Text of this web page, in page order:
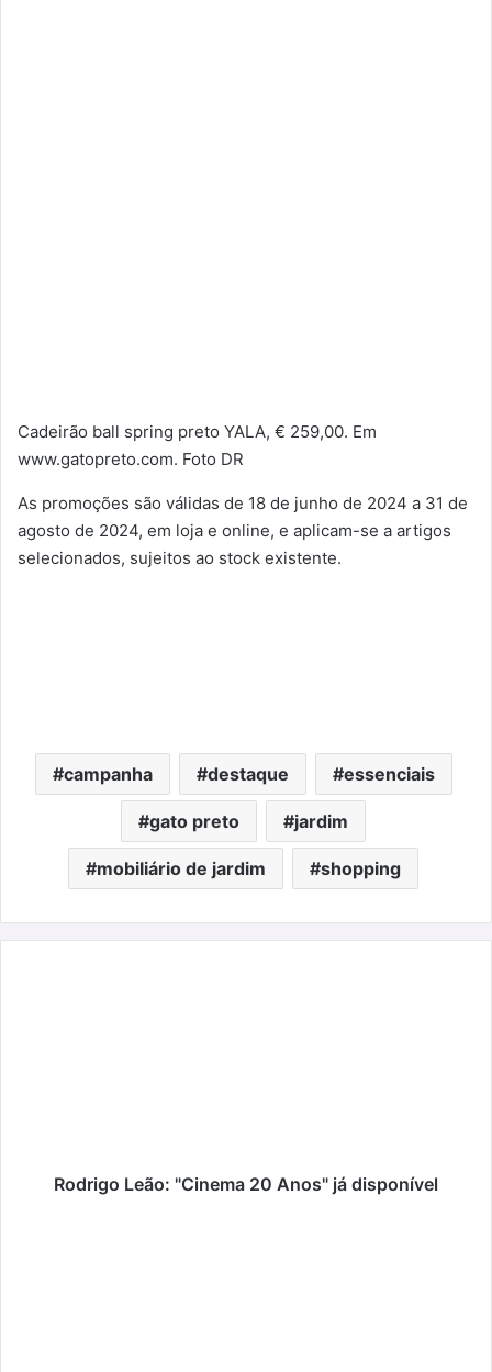
Cadeirão ball spring preto YALA, € 259,00. Em
www.gatopreto.com. Foto DR
As promoções são válidas de 18 de junho de 2024 a 31 de
agosto de 2024, em loja e online, e aplicam-se a artigos
selecionados, sujeitos ao stock existente.
campanha destaque essenciais
gato preto jardim
mobiliário de jardim shopping
Rodrigo Leão: "Cinema 20 Anos" já disponível